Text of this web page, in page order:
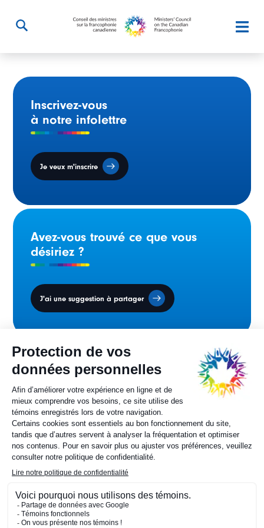
Inscrivez-vous
à notre infolettre
Je veux m'inscrire
Avez-vous trouvé ce que vous
désiriez ?
J'ai une suggestion à partager
Conseil des ministres
sur la francophonie canadienne.
Sylvie Painchaud
Directrice générale
819 805-6174
Contactez-nous